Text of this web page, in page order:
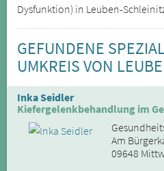
Dysfunktion) in Leuben-
GEFUNDENE
UMKREIS VON
Inka Seidler
Kiefergelenkbehandlung im
Am
09648